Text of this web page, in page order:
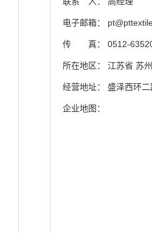
电子邮箱：
传 真： 0512-
所在地区： 江苏省 苏
经营地址： 盛泽西环
企业地图：